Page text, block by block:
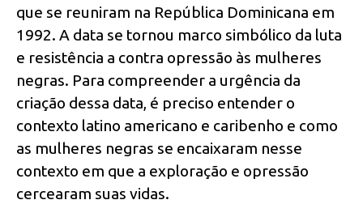
que se reuniram na República Dominicana em
1992. A data se tornou marco simbólico da luta
e resistência a contra opressão às mulheres
negras. Para compreender a urgência da
criação dessa data, é preciso entender o
contexto latino americano e caribenho e como
as mulheres negras se encaixaram nesse
contexto em que a exploração e opressão
cercearam suas vidas.